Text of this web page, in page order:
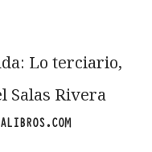
Lo terciario,
Salas Rivera